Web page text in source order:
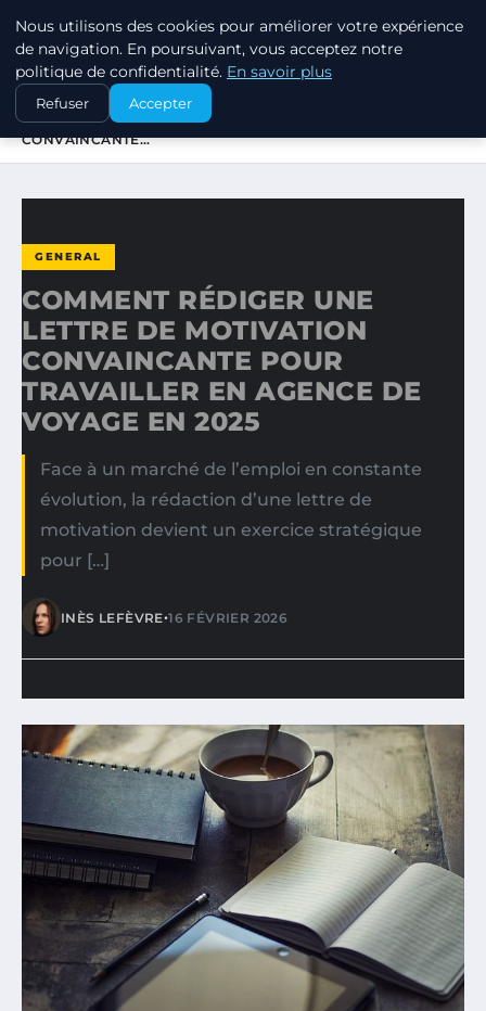
MARKETING STRATEGIQUE
ACCUEIL
GENERAL
COMMENT RÉDIGER UNE LETTRE DE MOTIVATION
CONVAINCANTE…
GENERAL
COMMENT RÉDIGER UNE
LETTRE DE MOTIVATION
CONVAINCANTE POUR
TRAVAILLER EN AGENCE DE
VOYAGE EN 2025
Face à un marché de l’emploi en constante
évolution, la rédaction d’une lettre de
motivation devient un exercice stratégique
pour […]
INÈS LEFÈVRE•16 FÉVRIER 2026
Nous utilisons des cookies pour améliorer votre expérience
de navigation. En poursuivant, vous acceptez notre
politique de confidentialité. En savoir plus
Refuser Accepter